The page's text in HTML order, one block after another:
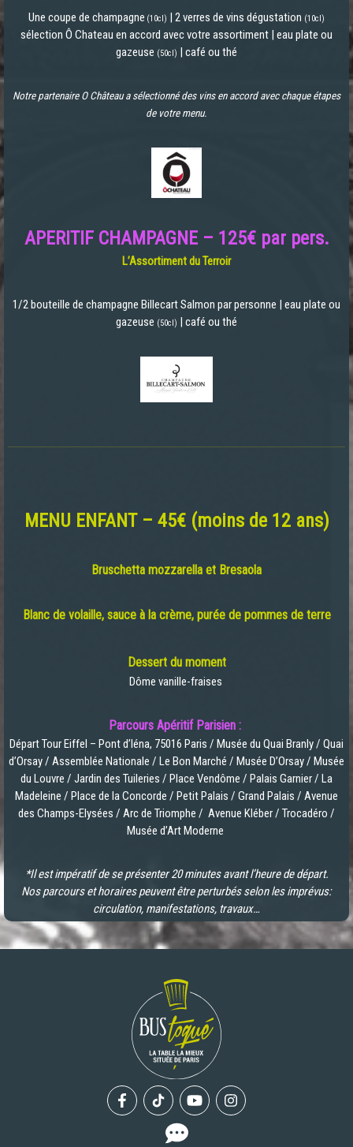
Une coupe de champagne (10cl) | 2 verres de vins dégustation (10cl)
sélection Ô Chateau en accord avec votre assortiment | eau plate ou
gazeuse (50cl) | café ou thé
Notre partenaire O Château a sélectionné des vins en accord avec chaque étapes
de votre menu.
APERITIF CHAMPAGNE – 125€ par pers.
L’Assortiment du Terroir
1/2 bouteille de champagne Billecart Salmon par personne | eau plate ou
gazeuse (50cl) | café ou thé
MENU ENFANT – 45€ (moins de 12 ans)
Bruschetta mozzarella et Bresaola
Blanc de volaille, sauce à la crème, purée de pommes de terre
Dessert du moment
Dôme vanille-fraises
Parcours Apéritif Parisien :
Départ Tour Eiffel – Pont d’Iéna, 75016 Paris / Musée du Quai Branly / Quai
d’Orsay / Assemblée Nationale / Le Bon Marché / Musée D’Orsay / Musée
du Louvre / Jardin des Tuileries / Place Vendôme / Palais Garnier / La
Madeleine / Place de la Concorde / Petit Palais / Grand Palais / Avenue
des Champs-Elysées / Arc de Triomphe / Avenue Kléber / Trocadéro /
Musée d’Art Moderne
*Il est impératif de se présenter 20 minutes avant l’heure de départ.
Nos parcours et horaires peuvent être perturbés selon les imprévus:
circulation, manifestations, travaux…
FacebookTiktok YoutubeInstagram